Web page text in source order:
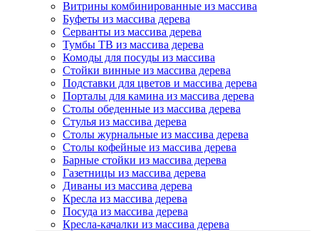
Витрины комбинированные из массива
Буфеты из массива дерева
Серванты из массива дерева
Тумбы ТВ из массива дерева
Комоды для посуды из массива
Стойки винные из массива дерева
Подставки для цветов и массива дерева
Порталы для камина из массива дерева
Столы обеденные из массива дерева
Стулья из массива дерева
Столы журнальные из массива дерева
Столы кофейные из массива дерева
Барные стойки из массива дерева
Газетницы из массива дерева
Диваны из массива дерева
Кресла из массива дерева
Посуда из массива дерева
Кресла-качалки из массива дерева